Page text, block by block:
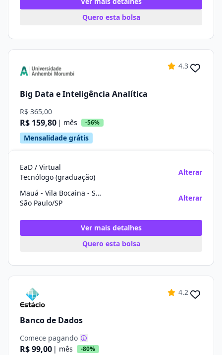
Quero esta bolsa
4.3
Big Data e Inteligência Analítica
R$ 365,00
R$ 159,80 | mês -56%
Mensalidade grátis
EaD / Virtual
Tecnólogo (graduação)
Alterar
Mauá - Vila Bocaina - São Paulo
São Paulo/SP
Alterar
Ver mais detalhes
Quero esta bolsa
4.2
Banco de Dados
Comece pagando
R$ 99,00 | mês -80%